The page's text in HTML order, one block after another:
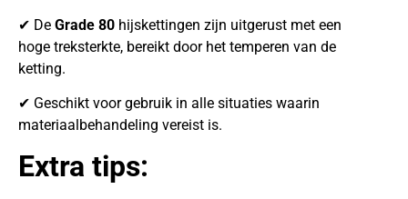
✔ De Grade 80 hijskettingen zijn uitgerust met een
hoge treksterkte, bereikt door het temperen van de
ketting.
✔ Geschikt voor gebruik in alle situaties waarin
materiaalbehandeling vereist is.
Extra tips: